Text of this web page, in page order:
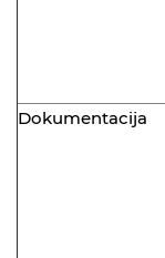
Dokumentacija